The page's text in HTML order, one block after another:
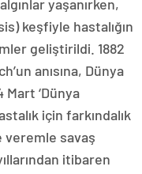
yaşanırken,
keşfiyle hastalığın
geliştirildi. 1882
anısına, Dünya
Mart ‘Dünya
için farkındalık
veremle savaş
itibaren